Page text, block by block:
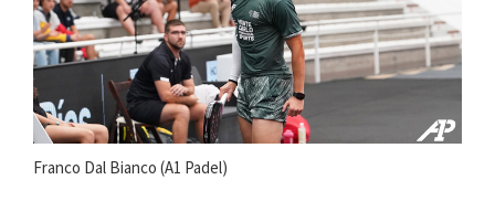
Franco Dal Bianco (A1 Padel)